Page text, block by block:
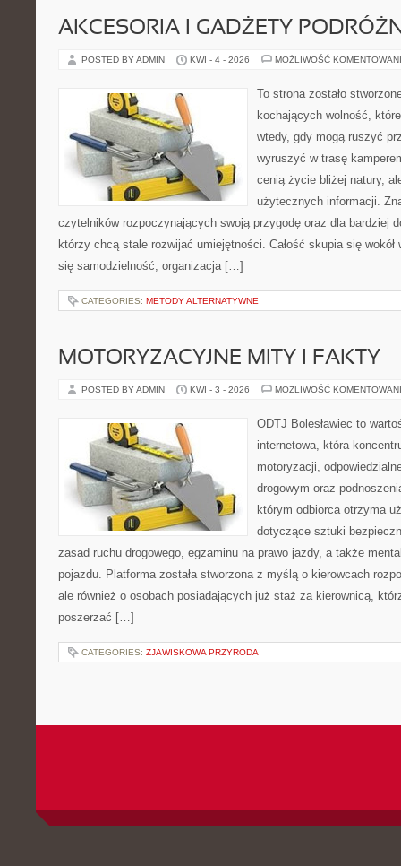
AKCESORIA I GADŻETY
POSTED BY ADMIN KWI - 4 - 2026 MOŻLIWOŚĆ
To strona zostało
kochających wolność,
wtedy, gdy mogą ruszyć
wyruszyć w trasę
cenią życie bliżej natury,
użytecznych informacji.
czytelników rozpoczynających swoją przygodę oraz dla bardziej
którzy chcą stale rozwijać umiejętności. Całość skupia się
się samodzielność, organizacja […]
CATEGORIES: METODY ALTERNATYWNE
MOTORYZACYJNE MITY I FAKTY
POSTED BY ADMIN KWI - 3 - 2026 MOŻLIWOŚĆ
ODTJ Bolesławiec to
internetowa, która
motoryzacji,
drogowym oraz
którym odbiorca otrzyma
dotyczące sztuki
zasad ruchu drogowego, egzaminu na prawo jazdy, a także
pojazdu. Platforma została stworzona z myślą o kierowcach
ale również o osobach posiadających już staż za kierownicą,
poszerzać […]
CATEGORIES: ZJAWISKOWA PRZYRODA